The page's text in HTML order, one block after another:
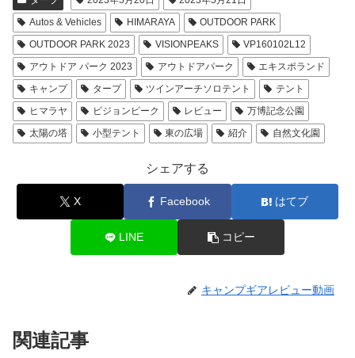
Autos & Vehicles
HIMARAYA
OUTDOOR PARK
OUTDOOR PARK 2023
VISIONPEAKS
VP160102L12
アウトドア パーク 2023
アウトドアパーク
エキスポランド
キャンプ
タープ ツインアーチソロテント
テント
ヒマラヤ
ビジョンピーク レビュー
万博記念公園
太陽の塔
小型テント 東の広場 紹介 自然文化園
シェアする
X Facebook はてブ
LINE コピー
キャンプギアレビュー動画
関連記事